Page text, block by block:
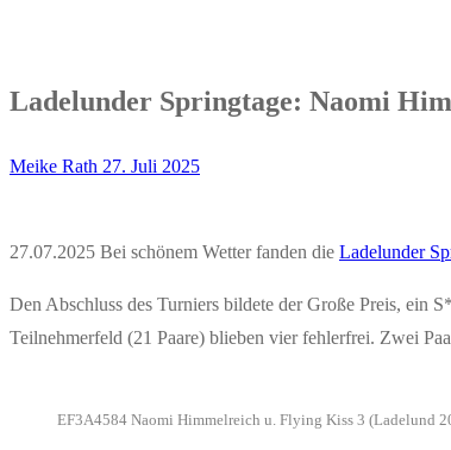
Ladelunder Springtage: Naomi
Meike Rath 27. Juli 2025
27.07.2025 Bei schönem Wetter fanden die Ladelunder
Den Abschluss des Turniers bildete der Große Preis, ein
Teilnehmerfeld (21 Paare) blieben vier fehlerfrei. Zwei
EF3A4584 Naomi Himmelreich u. Flying Kiss 3 (Ladelund